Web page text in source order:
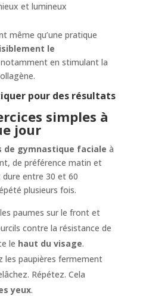
et lumineux
même qu’une pratique
le
en stimulant la
pour des résultats
simples à
jour
de gymnastique faciale à
de préférence matin et
entre 30 et 60
plusieurs fois.
paumes sur le front et
contre la résistance de
le haut du visage.
les paupières fermement
Répétez. Cela
yeux.